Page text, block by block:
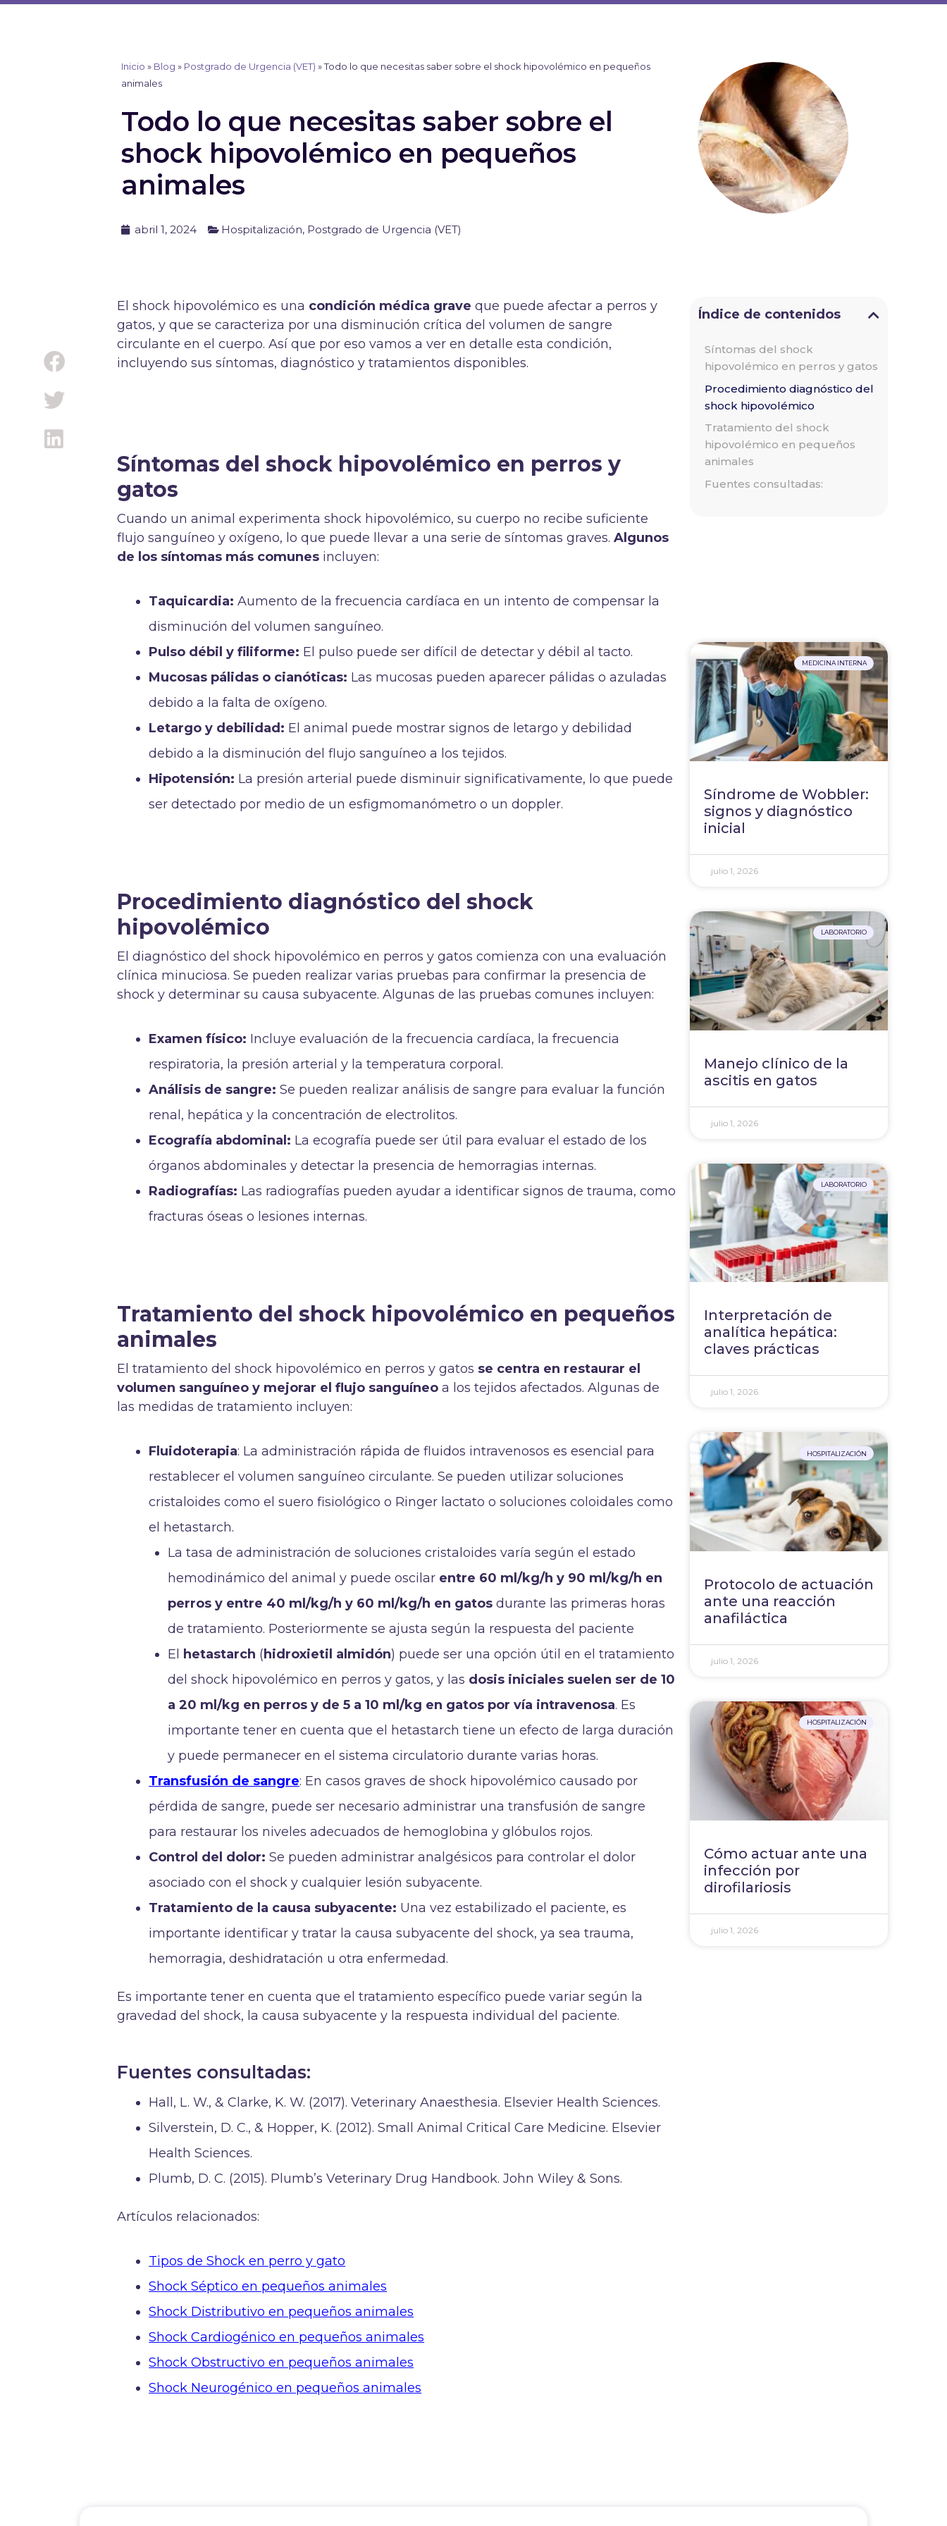
Ir
Inicio » Blog » Postgrado de Urgencia (VET) »Todo lo que necesitas saber sobre el shock hipovolémico en pequeños
animales
Todo lo que necesitas saber sobre el
shock hipovolémico en pequeños
animales
abril 1, 2024 Hospitalización, Postgrado de Urgencia (VET)
El shock hipovolémico es una condición médica grave que puede afectar a perros y
gatos, y que se caracteriza por una disminución crítica del volumen de sangre
circulante en el cuerpo. Así que por eso vamos a ver en detalle esta condición,
incluyendo sus síntomas, diagnóstico y tratamientos disponibles.
Síntomas del shock hipovolémico en perros y
gatos
Cuando un animal experimenta shock hipovolémico, su cuerpo no recibe suficiente
flujo sanguíneo y oxígeno, lo que puede llevar a una serie de síntomas graves.Algunos
de los síntomas más comunes incluyen:
Taquicardia:Aumento de la frecuencia cardíaca en un intento de compensar la
disminución del volumen sanguíneo.
Pulso débil y filiforme: El pulso puede ser difícil de detectar y débil al tacto.
Mucosas pálidas o cianóticas: Las mucosas pueden aparecer pálidas o azuladas
debido a la falta de oxígeno.
Letargo y debilidad: El animal puede mostrar signos de letargo y debilidad
debido a la disminución del flujo sanguíneo a los tejidos.
Hipotensión: La presión arterial puede disminuir significativamente, lo que puede
ser detectado por medio de un esfigmomanómetro o un doppler.
Procedimiento diagnóstico del shock
hipovolémico
El diagnóstico del shock hipovolémico en perros y gatos comienza con una evaluación
clínica minuciosa. Se pueden realizar varias pruebas para confirmar la presencia de
shock y determinar su causa subyacente. Algunas de las pruebas comunes incluyen:
Examen físico: Incluye evaluación de la frecuencia cardíaca, la frecuencia
respiratoria, la presión arterial y la temperatura corporal.
Análisis de sangre: Se pueden realizar análisis de sangre para evaluar la función
renal, hepática y la concentración de electrolitos.
Ecografía abdominal: La ecografía puede ser útil para evaluar el estado de los
órganos abdominales y detectar la presencia de hemorragias internas.
Radiografías: Las radiografías pueden ayudar a identificar signos de trauma, como
fracturas óseas o lesiones internas.
Tratamiento del shock hipovolémico en pequeños
animales
El tratamiento del shock hipovolémico en perros y gatos se centra en restaurar el
volumen sanguíneo y mejorar el flujo sanguíneo a los tejidos afectados. Algunas de
las medidas de tratamiento incluyen:
Fluidoterapia: La administración rápida de fluidos intravenosos es esencial para
restablecer el volumen sanguíneo circulante. Se pueden utilizar soluciones
cristaloides como el suero fisiológico o Ringer lactato o soluciones coloidales como
el hetastarch.
La tasa de administración de soluciones cristaloides varía según el estado
hemodinámico del animal y puede oscilar entre 60 ml/kg/h y 90 ml/kg/h en
perros y entre 40 ml/kg/h y 60 ml/kg/h en gatosdurante las primeras horas
de tratamiento. Posteriormente se ajusta según la respuesta del paciente
El
hetastarch (hidroxietil almidón) puede ser una opción útil en el tratamiento
del shock hipovolémico en perros y gatos, y las dosis iniciales suelen ser de 10
a 20 ml/kg en perros y de 5 a 10 ml/kg en gatos por vía intravenosa. Es
importante tener en cuenta que el hetastarch tiene un efecto de larga duración
y puede permanecer en el sistema circulatorio durante varias horas.
Transfusión de sangre: En casos graves de shock hipovolémico causado por
pérdida de sangre, puede ser necesario administrar una transfusión de sangre
para restaurar los niveles adecuados de hemoglobina y glóbulos rojos.
Control del dolor: Se pueden administrar analgésicos para controlar el dolor
asociado con el shock y cualquier lesión subyacente.
Tratamiento de la causa subyacente: Una vez estabilizado el paciente, es
importante identificar y tratar la causa subyacente del shock, ya sea trauma,
hemorragia, deshidratación u otra enfermedad.
Es importante tener en cuenta que el tratamiento específico puede variar según la
gravedad del shock, la causa subyacente y la respuesta individual del paciente.
Fuentes consultadas:
Hall, L. W., & Clarke, K. W. (2017). Veterinary Anaesthesia. Elsevier Health Sciences.
Silverstein, D. C., & Hopper, K. (2012). Small Animal Critical Care Medicine. Elsevier
Health Sciences.
Plumb, D. C. (2015). Plumb’s Veterinary Drug Handbook. John Wiley & Sons.
Artículos relacionados:
Tipos de Shock en perro y gato
Shock Séptico en pequeños animales
Shock Distributivo en pequeños animales
Shock Cardiogénico en pequeños animales
Shock Obstructivo en pequeños animales
Shock Neurogénico en pequeños animales
Índice de contenidos
Síntomas del shock
hipovolémico en perros y gatos
Procedimiento diagnóstico del
shock hipovolémico
Tratamiento del shock
hipovolémico en pequeños
animales
Fuentes consultadas:
MEDICINA INTERNA
Síndrome de Wobbler:
signos y diagnóstico
inicial
julio 1, 2026
LABORATORIO
Manejo clínico de la
ascitis en gatos
julio 1, 2026
LABORATORIO
Interpretación de
analítica hepática:
claves prácticas
julio 1, 2026
HOSPITALIZACIÓN
Protocolo de actuación
ante una reacción
anafiláctica
julio 1, 2026
HOSPITALIZACIÓN
Cómo actuar ante una
infección por
dirofilariosis
julio 1, 2026